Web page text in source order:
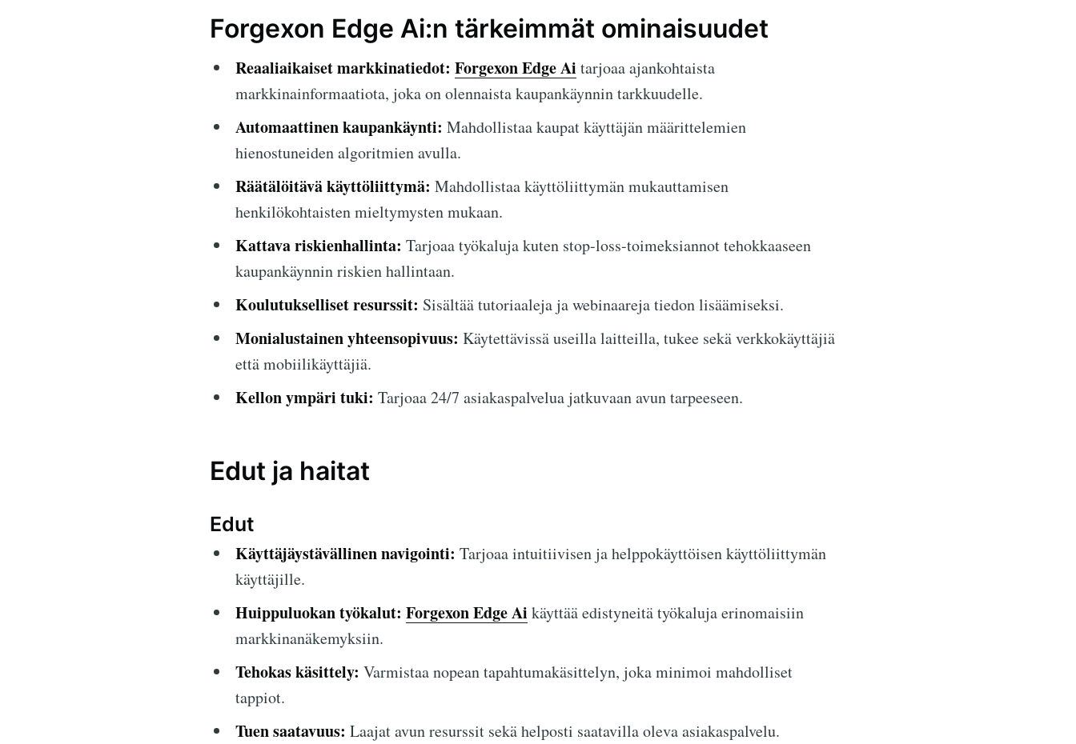
Forgexon Edge Ai:n tärkeimmät ominaisuudet
Reaaliaikaiset markkinatiedot: Forgexon Edge Ai tarjoaa ajankohtaista
markkinainformaatiota, joka on olennaista kaupankäynnin tarkkuudelle.
Automaattinen kaupankäynti: Mahdollistaa kaupat käyttäjän määrittelemien
hienostuneiden algoritmien avulla.
Räätälöitävä käyttöliittymä: Mahdollistaa käyttöliittymän mukauttamisen
henkilökohtaisten mieltymysten mukaan.
Kattava riskienhallinta: Tarjoaa työkaluja kuten stop-loss-toimeksiannot tehokkaaseen
kaupankäynnin riskien hallintaan.
Koulutukselliset resurssit: Sisältää tutoriaaleja ja webinaareja tiedon lisäämiseksi.
Monialustainen yhteensopivuus: Käytettävissä useilla laitteilla, tukee sekä verkkokäyttäjiä
että mobiilikäyttäjiä.
Kellon ympäri tuki: Tarjoaa 24/7 asiakaspalvelua jatkuvaan avun tarpeeseen.
Edut ja haitat
Edut
Käyttäjäystävällinen navigointi: Tarjoaa intuitiivisen ja helppokäyttöisen käyttöliittymän
käyttäjille.
Huippuluokan työkalut: Forgexon Edge Ai käyttää edistyneitä työkaluja erinomaisiin
markkinanäkemyksiin.
Tehokas käsittely: Varmistaa nopean tapahtumakäsittelyn, joka minimoi mahdolliset
tappiot.
Tuen saatavuus: Laajat avun resurssit sekä helposti saatavilla oleva asiakaspalvelu.